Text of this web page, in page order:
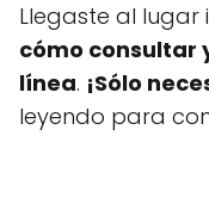
Llegaste al
cómo consultar
línea. ¡Sólo
leyendo para